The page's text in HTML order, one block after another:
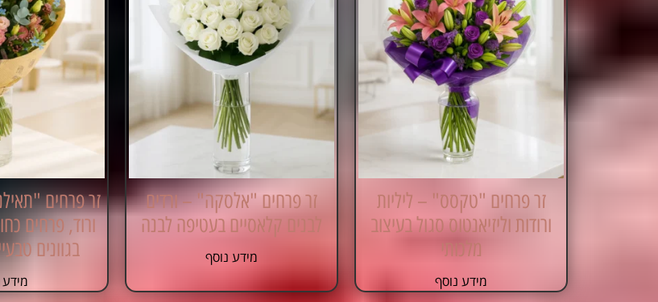
זר פרחים "טקסס" – ליליות
ורודות וליזיאנטוס סגול בעיצוב
מלכותי
מידע נוסף
זר פרחים "אלסקה" – ורדים
לבנים קלאסיים בעטיפה לבנה
מידע נוסף
זר פרחים
ורוד, פרחים
בגוונים